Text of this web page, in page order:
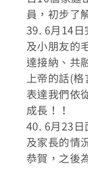
員，初步了
39. 6月14
及小朋友的
達接納、共
上帝的話(格
表達我們依
成長！！
40. 6月23日
及家長的情
恭賀，之後